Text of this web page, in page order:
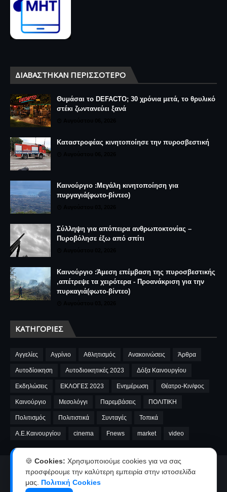
ΔΙΑΒΆΣΤΗΚΑΝ ΠΕΡΙΣΣΌΤΕΡΟ
Θυμάσαι το DEFACTO; 30 χρόνια μετά, το θρυλικό
στέκι ζωντανεύει ξανά
Καταστροφέας κινητοποίησε την πυροσβεστική
Καινούργιο :Μεγάλη κινητοποίηση για
πυργαγιά(φωτο-βίντεο)
Σύλληψη για απόπειρα ανθρωποκτονίας –
Πυροβόλησε έξω από σπίτι
Καινούργιο :Άμεση επέμβαση της πυροσβεστικής
,απέτρεψε τα χειρότερα - Προανάκριση για την
πυρκαγιά(φωτο-βίντεο)
ΚΑΤΗΓΟΡΊΕΣ
Αγγελίες Αγρίνιο Αθλητισμός Ανακοινώσεις Άρθρα
Αυτοδίοικηση Αυτοδιοικητικές 2023 Δόξα Καινουργίου
Εκδηλώσεις ΕΚΛΟΓΕΣ 2023 Ενημέρωση Θέατρο-Κιν/φος
Καινούργιο Μεσολόγγι Παρεμβάσεις ΠΟΛΙΤΙΚΗ
Πολιτισμός Πολιτιστικά Συνταγές Τοπικά
A.E.Καινουργίου cinema Fnews market video
Αρχική Ταυτότητα
Όροι χρήσης-Πολιτική απορρήτου
Επικοινωνία-Διαφήμιση
🍪 Cookies: Χρησιμοποιούμε cookies για να σας
προσφέρουμε την καλύτερη εμπειρία στην ιστοσελίδα
μας. Πολιτική Cookies